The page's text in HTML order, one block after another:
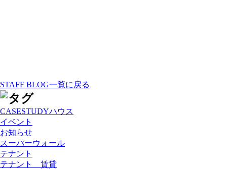
STAFF BLOG一覧に戻る
CASESTUDYハウス
イベント
お知らせ
スーパーウォール
テナント
テナント 賃貸